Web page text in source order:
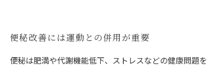
便秘改善には運動との併用が重要
便秘は肥満や代謝機能低下、ストレスなどの健康問題を